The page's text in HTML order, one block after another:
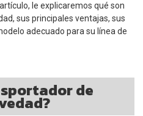
le explicaremos qué son
sus principales ventajas, sus
adecuado para su línea de
de